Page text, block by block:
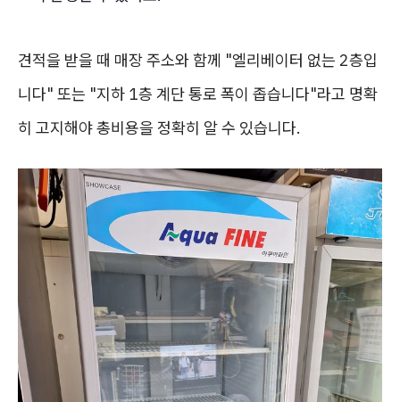
견적을 받을 때 매장 주소와 함께 "엘리베이터 없는 2층입
니다" 또는 "지하 1층 계단 통로 폭이 좁습니다"라고 명확
히 고지해야 총비용을 정확히 알 수 있습니다.